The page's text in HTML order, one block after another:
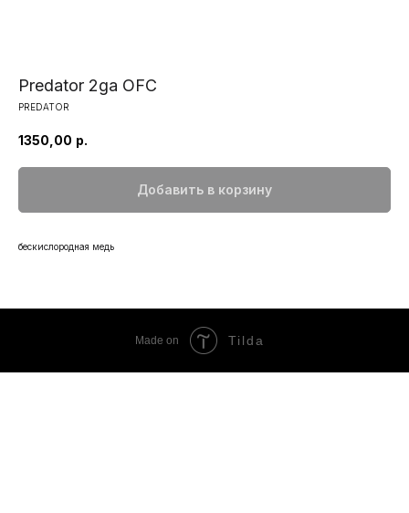
Predator 2ga OFC
PREDATOR
1350,00 р.
Добавить в корзину
бескислородная медь
Made on Tilda